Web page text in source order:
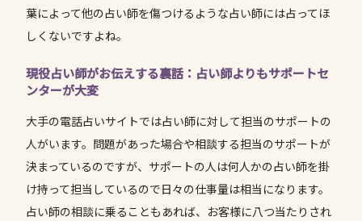
葉によって他の占い師を傷つけるような占い師には占ってほ
しくないですよね。
現役占い師がお伝えする裏話：占い師よりもサポートセ
ンターが大変
大手の電話占いサイトでは占い師に対して担当のサポートの
人がいます。問題があった場合や相談する担当のサポートが
決まっているのですが、サポートの人は何人かの占い師を掛
け持って担当しているので日々の仕事量は相当になります。
占い師の相談に乗ることもあれば、お客様に八つ当たりされ